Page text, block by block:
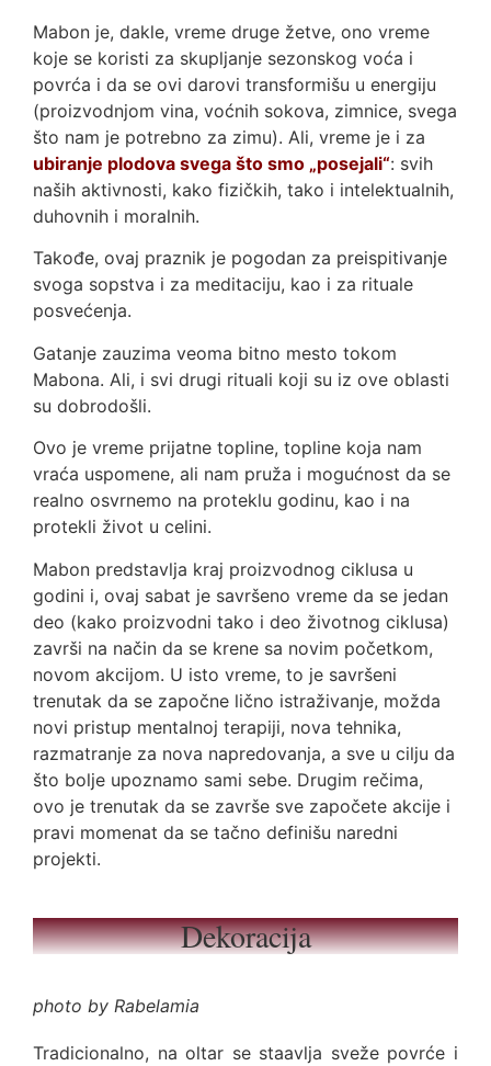
Mabon je, dakle, vreme druge žetve, ono vreme
koje se koristi za skupljanje sezonskog voća i
povrća i da se ovi darovi transformišu u energiju
(proizvodnjom vina, voćnih sokova, zimnice, svega
što nam je potrebno za zimu). Ali, vreme je i za
ubiranje plodova svega što smo „posejali“: svih
naših aktivnosti, kako fizičkih, tako i intelektualnih,
duhovnih i moralnih.
Takođe, ovaj praznik je pogodan za preispitivanje
svoga sopstva i za meditaciju, kao i za rituale
posvećenja.
Gatanje zauzima veoma bitno mesto tokom
Mabona. Ali, i svi drugi rituali koji su iz ove oblasti
su dobrodošli.
Ovo je vreme prijatne topline, topline koja nam
vraća uspomene, ali nam pruža i mogućnost da se
realno osvrnemo na proteklu godinu, kao i na
protekli život u celini.
Mabon predstavlja kraj proizvodnog ciklusa u
godini i, ovaj sabat je savršeno vreme da se jedan
deo (kako proizvodni tako i deo životnog ciklusa)
završi na način da se krene sa novim početkom,
novom akcijom. U isto vreme, to je savršeni
trenutak da se započne lično istraživanje, možda
novi pristup mentalnoj terapiji, nova tehnika,
razmatranje za nova napredovanja, a sve u cilju da
što bolje upoznamo sami sebe. Drugim rečima,
ovo je trenutak da se završe sve započete akcije i
pravi momenat da se tačno definišu naredni
projekti.
Dekoracija
photo by Rabelamia
Tradicionalno, na oltar se staavlja sveže povrće i